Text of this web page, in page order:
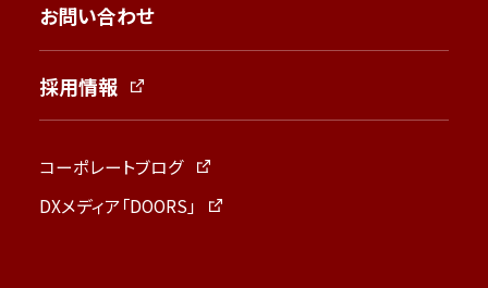
お問い合わせ
採用情報
コーポレートブログ
DXメディア「DOORS」